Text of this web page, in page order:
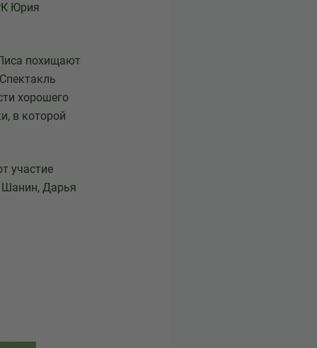
Юрия
похищают
хорошего
в которой
участие
Шанин, Дарья